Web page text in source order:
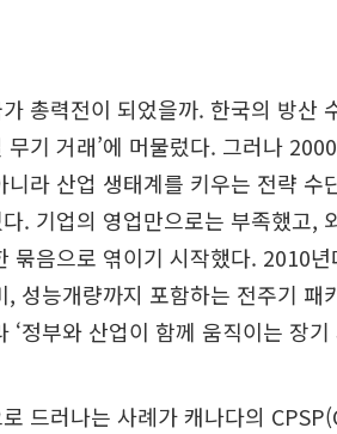
총력전이 되었을까. 한국의 방산
기 거래’에 머물렀다. 그러나
라 산업 생태계를 키우는 전략 수
. 기업의 영업만으로는 부족했고,
묶음으로 엮이기 시작했다. 2010
, 성능개량까지 포함하는 전주기 패
‘정부와 산업이 함께 움직이는 장
로 드러나는 사례가 캐나다의